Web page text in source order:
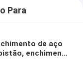
Para
de aço
enchimento